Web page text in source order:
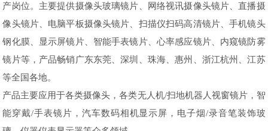
产岗位。主要提供摄像头玻璃镜片、网络视讯摄像头镜片、直播摄
像头镜片、电脑平板摄像头镜片、扫描仪扫码高清镜片、手机镜头
钢化膜、显示屏镜片、智能手表镜片、心率感应镜片、内窥镜防雾
镜片等，产品畅销广东东莞、深圳、珠海、惠州、浙江杭州、江苏
等全国各地。
产品主要应用于各类摄像头，各类无人机/扫地机器人视窗镜片，智
能穿戴/手表镜片，汽车数码相机显示屏，电子烟/录音笔装饰玻